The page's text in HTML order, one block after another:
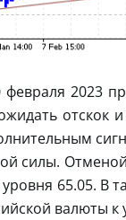
2023
отскок
силы.
65.05. В
валюты к